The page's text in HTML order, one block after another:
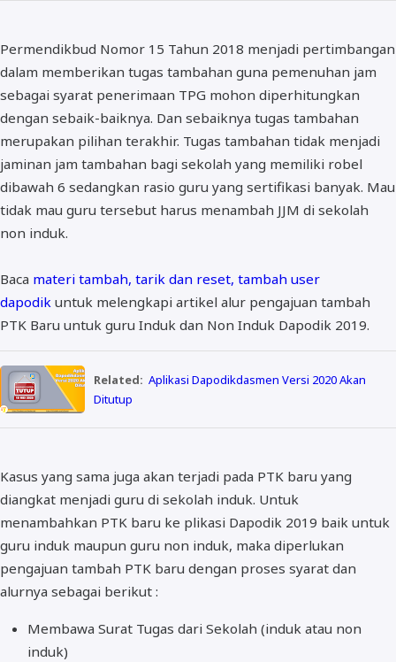
Permendikbud Nomor 15 Tahun 2018 menjadi pertimbangan
dalam memberikan tugas tambahan guna pemenuhan jam
sebagai syarat penerimaan TPG mohon diperhitungkan
dengan sebaik-baiknya. Dan sebaiknya tugas tambahan
merupakan pilihan terakhir. Tugas tambahan tidak menjadi
jaminan jam tambahan bagi sekolah yang memiliki robel
dibawah 6 sedangkan rasio guru yang sertifikasi banyak. Mau
tidak mau guru tersebut harus menambah JJM di sekolah
non induk.
Baca materi tambah, tarik dan reset, tambah user
dapodik untuk melengkapi artikel alur pengajuan tambah
PTK Baru untuk guru Induk dan Non Induk Dapodik 2019.
Related: Aplikasi Dapodikdasmen Versi 2020 Akan
Ditutup
Kasus yang sama juga akan terjadi pada PTK baru yang
diangkat menjadi guru di sekolah induk. Untuk
menambahkan PTK baru ke plikasi Dapodik 2019 baik untuk
guru induk maupun guru non induk, maka diperlukan
pengajuan tambah PTK baru dengan proses syarat dan
alurnya sebagai berikut :
Membawa Surat Tugas dari Sekolah (induk atau non
induk)